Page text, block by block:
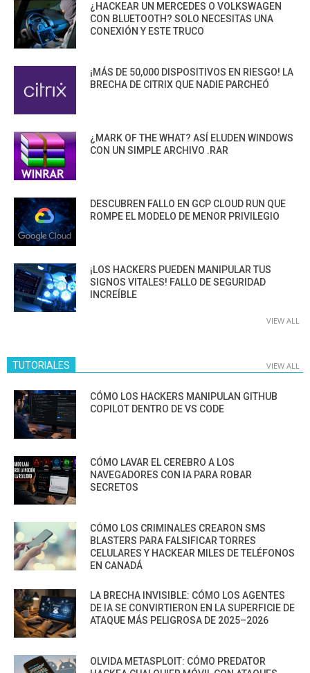
¿HACKEAR UN MERCEDES O VOLKSWAGEN
CON BLUETOOTH? SOLO NECESITAS UNA
CONEXIÓN Y ESTE TRUCO
¡MÁS DE 50,000 DISPOSITIVOS EN RIESGO! LA
BRECHA DE CITRIX QUE NADIE PARCHEÓ
¿MARK OF THE WHAT? ASÍ ELUDEN WINDOWS
CON UN SIMPLE ARCHIVO .RAR
DESCUBREN FALLO EN GCP CLOUD RUN QUE
ROMPE EL MODELO DE MENOR PRIVILEGIO
¡LOS HACKERS PUEDEN MANIPULAR TUS
SIGNOS VITALES! FALLO DE SEGURIDAD
INCREÍBLE
VIEW ALL
TUTORIALES VIEW ALL
CÓMO LOS HACKERS MANIPULAN GITHUB
COPILOT DENTRO DE VS CODE
CÓMO LAVAR EL CEREBRO A LOS
NAVEGADORES CON IA PARA ROBAR
SECRETOS
CÓMO LOS CRIMINALES CREARON SMS
BLASTERS PARA FALSIFICAR TORRES
CELULARES Y HACKEAR MILES DE TELÉFONOS
EN CANADÁ
LA BRECHA INVISIBLE: CÓMO LOS AGENTES
DE IA SE CONVIRTIERON EN LA SUPERFICIE DE
ATAQUE MÁS PELIGROSA DE 2025–2026
OLVIDA METASPLOIT: CÓMO PREDATOR